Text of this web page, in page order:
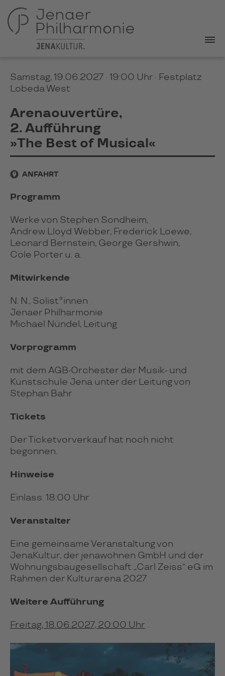
Samstag, 19.06.2027 · 19:00 Uhr · Festplatz
Lobeda West
Arenaouvertüre,
2. Aufführung
»The Best of Musical«
ANFAHRT
Programm
Werke von Stephen Sondheim,
Andrew Lloyd Webber, Frederick Loewe,
Leonard Bernstein, George Gershwin,
Cole Porter u. a.
Mitwirkende
N. N., Solist*innen
Jenaer Philharmonie
Michael Nündel, Leitung
Vorprogramm
mit dem AGB-Orchester der Musik- und
Kunstschule Jena unter der Leitung von
Stephan Bahr
Tickets
Der Ticketvorverkauf hat noch nicht
begonnen.
Hinweise
Einlass: 18:00 Uhr
Veranstalter
Eine gemeinsame Veranstaltung von
JenaKultur, der jenawohnen GmbH und der
Wohnungsbaugesellschaft „Carl Zeiss“ eG im
Rahmen der Kulturarena 2027
Weitere Aufführung
Freitag, 18.06.2027, 20:00 Uhr